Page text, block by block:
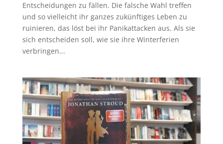
Entscheidungen zu fällen. Die falsche Wahl treffen
und so vielleicht ihr ganzes zukünftiges Leben zu
ruinieren, das löst bei ihr Panikattacken aus. Als sie
sich entscheiden soll, wie sie ihre Winterferien
verbringen...